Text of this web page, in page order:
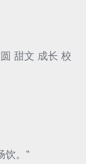
甜文 成长 校
饮。”